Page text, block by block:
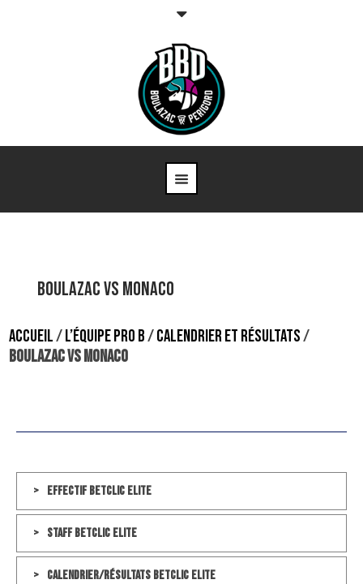
Boulazac vs Monaco
ACCUEIL/L’ÉQUIPE PRO B/CALENDRIER ET RÉSULTATS/
BOULAZAC VS MONACO
Effectif Betclic Elite
Staff Betclic Elite
Calendrier/Résultats Betclic Elite